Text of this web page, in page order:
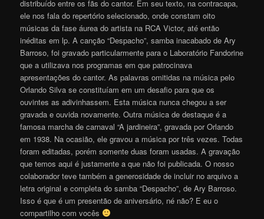
distribuído entre os fãs do cantor. Em seu texto, na contracapa,
ele nos fala do repertório selecionado, onde constam oito
músicas da fase áurea do artista na RCA Victor, até então
inéditas em lp. A canção “Despacho”, samba inacabado de Ary
Barroso, foi gravado particularmente para o Laboratório Fandorine
que a utilizava nos programas em que patrocinava
apresentações do cantor. As palavras omitidas na música pelo
Orlando Silva se constituíam em um desafio para que os
ouvintes as adivinhassem. Esta música nunca chegou a ser
gravada e ouvida novamente. Outra música de destaque é a
famosa marcha de carnaval “A jardineira”, gravada por Orlando
em 1938. Na ocasião, ele gravou a música por três vezes. Todas
foram editadas, porém somente duas foram usadas. A gravação
que temos aqui é justamente a que não foi publicada. O nosso
colaborador teve também a generosidade de incluir no arquivo a
letra original e completa do samba “Despacho”, de Ary Barroso.
Isso é que é um presentão de aniversário, né não? E eu o
compartilho com vocês